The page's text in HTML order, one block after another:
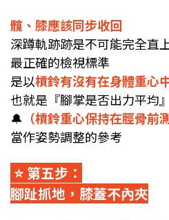
髖、膝應該同步收回
深蹲軌跡跡是不可能完全直
最正確的檢視標準
是以槓鈴有沒有在身體重心
也就是『腳掌是否出力平均
🔔 （槓鈴重心保持在脛骨前
當作姿勢調整的參考
⭐️ 第五步：
腳趾抓地，膝蓋不內夾